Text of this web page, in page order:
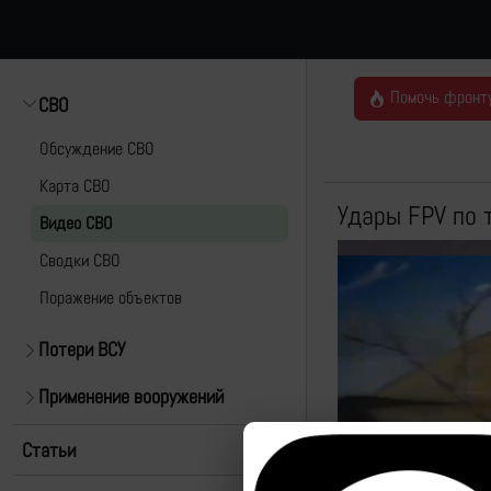
СВО
Обсуждение СВО
Карта СВО
Видео СВО
Cводки СВО
Поражение объектов
Потери ВСУ
Применение вооружений
Статьи
Помочь
Удары FPV по